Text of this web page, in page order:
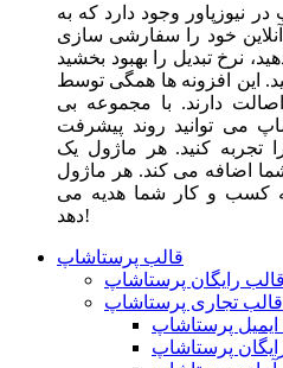
نیوزپاور وجود دارد که به
خود را سفارشی سازی
نرخ تبدیل را بهبود بخشید
این افزونه ها همگی توسط
دارند. با مجموعه بی
می توانید روند پیشرفت
کنید. هر ماژول یک
اضافه می کند. هر ماژول
کسب و کار شما هدیه می
دهد!
قالب پرستاشاپ
قالب رایگان پرستاشاپ
قالب تجاری پرستاشاپ
پرستاشاپ
پرستاشاپ